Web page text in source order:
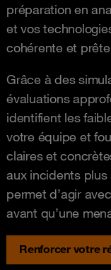
préparation en
et vos
cohérente et prête
Grâce à des
évaluations
identifient les
votre équipe et
claires et
aux incidents
permet d’agir
avant qu’une
Renforcer votre